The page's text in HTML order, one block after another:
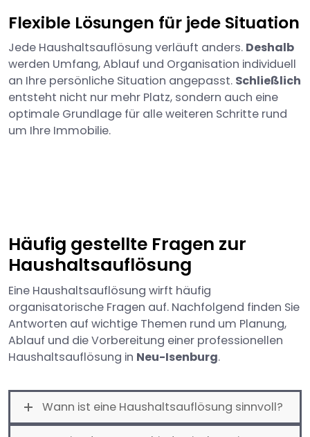
Flexible Lösungen für jede Situation
Jede Haushaltsauflösung verläuft anders. Deshalb
werden Umfang, Ablauf und Organisation individuell
an Ihre persönliche Situation angepasst. Schließlich
entsteht nicht nur mehr Platz, sondern auch eine
optimale Grundlage für alle weiteren Schritte rund
um Ihre Immobilie.
Häufig gestellte Fragen zur
Haushaltsauflösung
Eine Haushaltsauflösung wirft häufig
organisatorische Fragen auf. Nachfolgend finden Sie
Antworten auf wichtige Themen rund um Planung,
Ablauf und die Vorbereitung einer professionellen
Haushaltsauflösung in Neu-Isenburg.
Wann ist eine Haushaltsauflösung sinnvoll?